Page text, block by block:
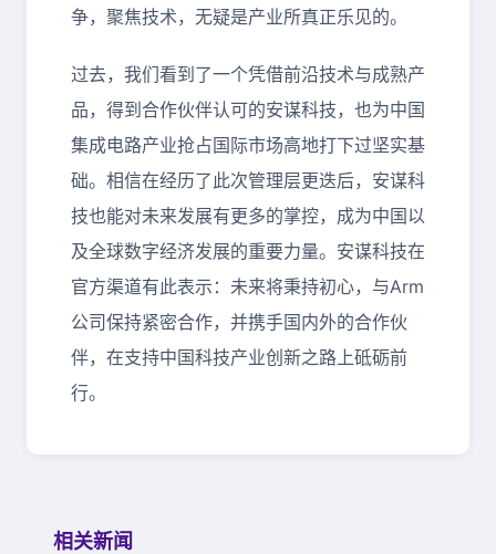
争，聚焦技术，无疑是产业所真正乐见的。
过去，我们看到了一个凭借前沿技术与成熟产
品，得到合作伙伴认可的安谋科技，也为中国
集成电路产业抢占国际市场高地打下过坚实基
础。相信在经历了此次管理层更迭后，安谋科
技也能对未来发展有更多的掌控，成为中国以
及全球数字经济发展的重要力量。安谋科技在
官方渠道有此表示：未来将秉持初心，与Arm
公司保持紧密合作，并携手国内外的合作伙
伴，在支持中国科技产业创新之路上砥砺前
行。
相关新闻